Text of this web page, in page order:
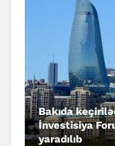
Bakıda
İnvestisiya
yaradılıb